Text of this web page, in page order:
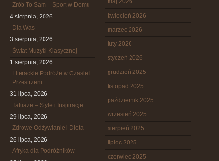
Zrób To Sam – Sport w Domu
4 sierpnia, 2026
Dla Was
3 sierpnia, 2026
Świat Muzyki Klasycznej
1 sierpnia, 2026
Literackie Podróże w Czasie i
Przestrzeni
31 lipca, 2026
Tatuaże – Style i Inspiracje
29 lipca, 2026
Zdrowe Odżywianie i Dieta
26 lipca, 2026
Afryka dla Podróżników
maj 2026
kwiecień 2026
marzec 2026
luty 2026
styczeń 2026
grudzień 2025
listopad 2025
październik 2025
wrzesień 2025
sierpień 2025
lipiec 2025
czerwiec 2025